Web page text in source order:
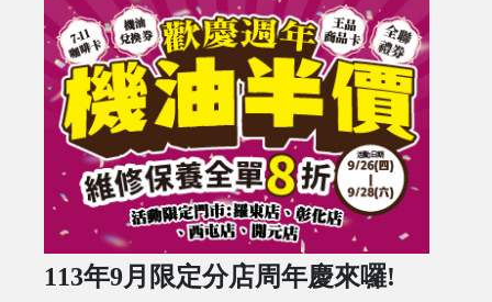
113年9月限定分店周年慶來囉!